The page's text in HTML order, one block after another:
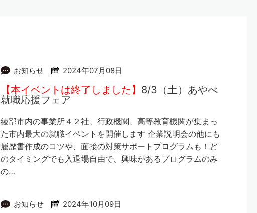
お知らせ 2024年07月08日
【本イベントは終了しました】 8/3（土）あやべ
就職応援フェア
綾部市内の事業所４２社、行政機関、高等教育機関が集まっ
た市内最大の就職イベントを開催します 企業説明会の他にも
履歴書作成のコツや、面接の対策サポートプログラムも！ど
のタイミングでも入退場自由で、興味があるプログラムのみ
の…
お知らせ 2024年10月09日